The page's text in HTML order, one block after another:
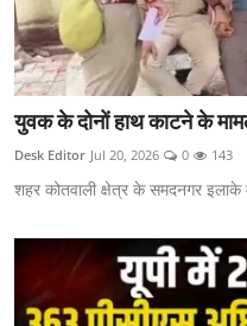
युवक के दोनों हाथ काटने के
Desk Editor Jul 20, 2026 0 143
शहर कोतवाली क्षेत्र के समदनगर इलाके